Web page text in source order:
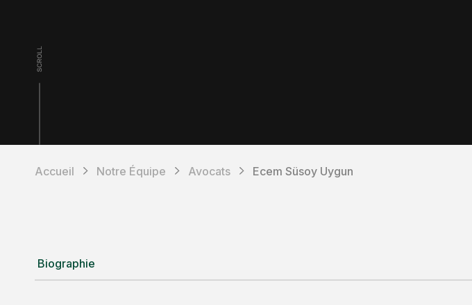
Accueil Notre Équipe Avocats Ecem Süsoy Uygun